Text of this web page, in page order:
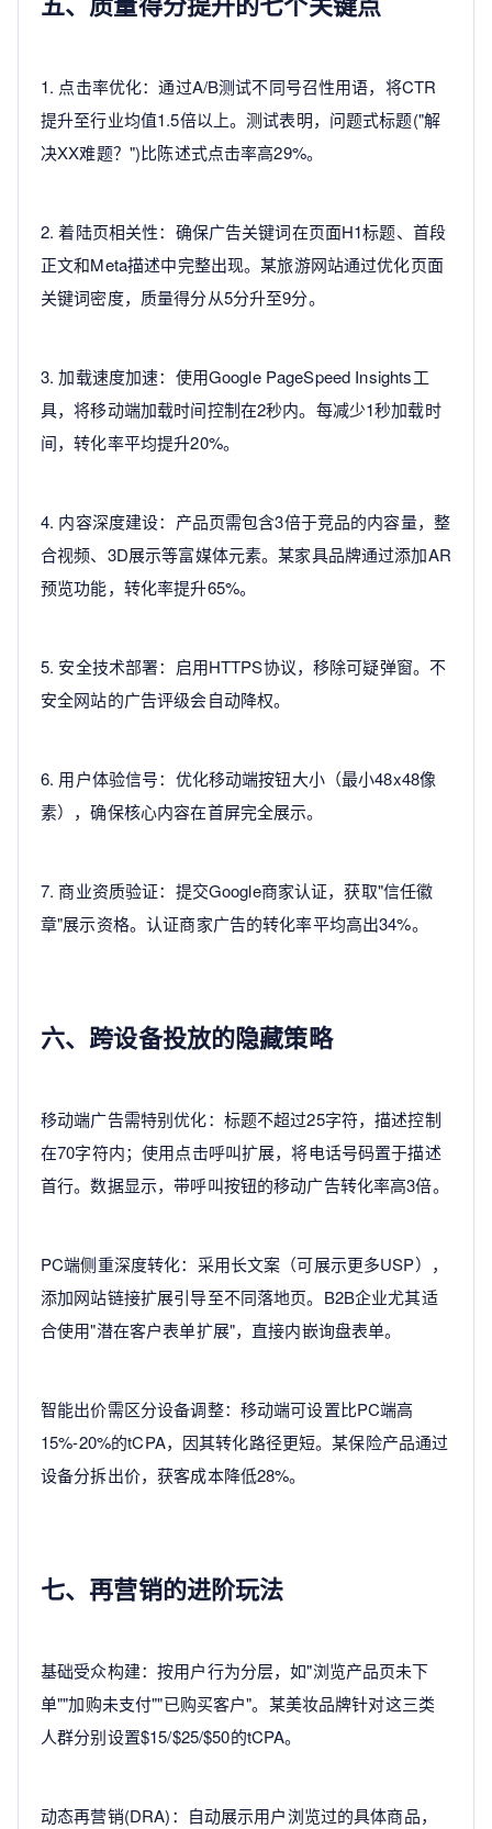
1. 点击率优化：通过A/B测试不同号召性用语，将CTR
提升至行业均值1.5倍以上。测试表明，问题式标题("解
决XX难题？")比陈述式点击率高29%。
2. 着陆页相关性：确保广告关键词在页面H1标题、首段
正文和Meta描述中完整出现。某旅游网站通过优化页面
关键词密度，质量得分从5分升至9分。
3. 加载速度加速：使用Google PageSpeed Insights工
具，将移动端加载时间控制在2秒内。每减少1秒加载时
间，转化率平均提升20%。
4. 内容深度建设：产品页需包含3倍于竞品的内容量，整
合视频、3D展示等富媒体元素。某家具品牌通过添加AR
预览功能，转化率提升65%。
5. 安全技术部署：启用HTTPS协议，移除可疑弹窗。不
安全网站的广告评级会自动降权。
6. 用户体验信号：优化移动端按钮大小（最小48x48像
素），确保核心内容在首屏完全展示。
7. 商业资质验证：提交Google商家认证，获取"信任徽
章"展示资格。认证商家广告的转化率平均高出34%。
六、跨设备投放的隐藏策略
移动端广告需特别优化：标题不超过25字符，描述控制
在70字符内；使用点击呼叫扩展，将电话号码置于描述
首行。数据显示，带呼叫按钮的移动广告转化率高3倍。
PC端侧重深度转化：采用长文案（可展示更多USP），
添加网站链接扩展引导至不同落地页。B2B企业尤其适
合使用"潜在客户表单扩展"，直接内嵌询盘表单。
智能出价需区分设备调整：移动端可设置比PC端高
15%-20%的tCPA，因其转化路径更短。某保险产品通过
设备分拆出价，获客成本降低28%。
七、再营销的进阶玩法
基础受众构建：按用户行为分层，如"浏览产品页未下
单""加购未支付""已购买客户"。某美妆品牌针对这三类
人群分别设置$15/$25/$50的tCPA。
动态再营销(DRA)：自动展示用户浏览过的具体商品，